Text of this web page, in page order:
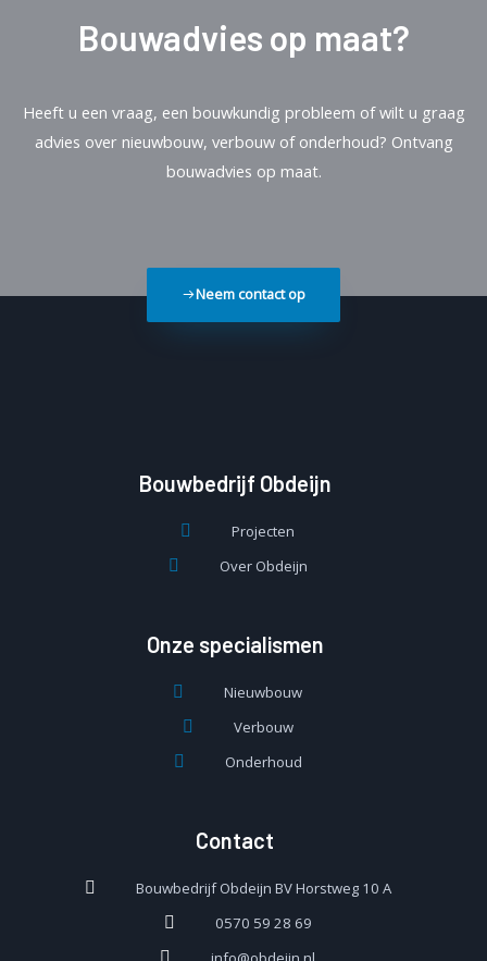
Bouwadvies op maat?
Heeft u een vraag, een bouwkundig probleem of wilt u graag
advies over nieuwbouw, verbouw of onderhoud? Ontvang
bouwadvies op maat.
Neem contact op
Bouwbedrijf Obdeijn
Projecten
Over Obdeijn
Onze specialismen
Nieuwbouw
Verbouw
Onderhoud
Contact
Bouwbedrijf Obdeijn BV Horstweg 10 A
0570 59 28 69